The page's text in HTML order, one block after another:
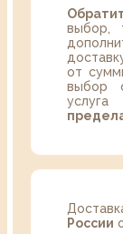
выбор,
от
выбор
России